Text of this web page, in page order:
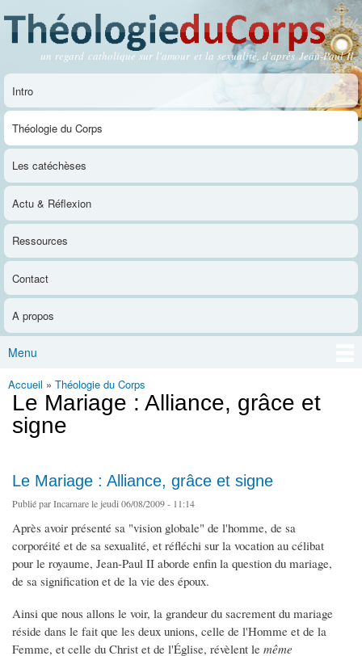
contenu
principal
Théologie du Corps
un regard catholique sur l'amour et la sexualité, d'après Jean-Paul II
Menu principal
Intro
Théologie du Corps
Les catéchèses
Actu & Réflexion
Ressources
Contact
A propos
Menu
Vous êtes ici
Accueil » Théologie du Corps
Le Mariage : Alliance, grâce et
signe
Le Mariage : Alliance, grâce et signe
Publié parIncarnarele jeudi 06/08/2009 - 11:14
Après avoir présenté sa "vision globale" de l'homme, de sa
corporéité et de sa sexualité, et réfléchi sur la vocation au célibat
pour le royaume, Jean-Paul II aborde enfin la question du mariage,
de sa signification et de la vie des époux.
Ainsi que nous allons le voir, la grandeur du sacrement du mariage
réside dans le fait que les deux unions, celle de l'Homme et de la
Femme, et celle du Christ et de l'Église, révèlent le même